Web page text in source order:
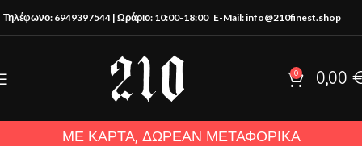
Τηλέφωνο: 6949397544 | Ωράριο: 10:00-18:00 E-Mail: info@210finest.shop
0 0,00
ΜΕ ΚΑΡΤΑ, ΔΩΡΕΑΝ ΜΕΤΑΦΟΡΙΚΑ